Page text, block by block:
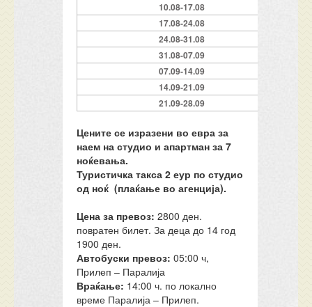
10.08-17.08
17.08-24.08
24.08-31.08
31.08-07.09
07.09-14.09
14.09-21.09
21.09-28.09
Цените се изразени во евра за
наем на студио и апартман за 7
ноќевања.
Туристичка такса 2 еур по студио
од ноќ (плаќање во агенција).
Цена за превоз: 2800 ден.
повратен билет. За деца до 14 год
1900 ден.
Автобуски превоз:05:00 ч,
Прилеп – Паралија
Враќање: 14:00 ч. по локално
време Паралија – Прилеп.